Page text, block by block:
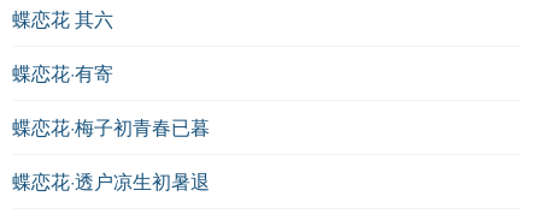
蝶恋花 其六
蝶恋花·有寄
蝶恋花·梅子初青春已暮
蝶恋花·透户凉生初暑退